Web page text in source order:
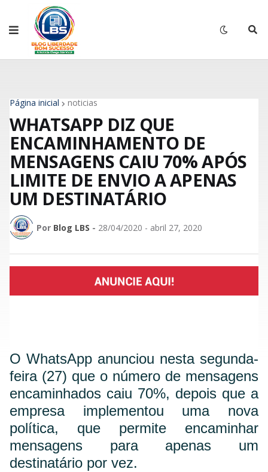
Página inicial noticias
WHATSAPP DIZ QUE
ENCAMINHAMENTO DE
MENSAGENS CAIU 70% APÓS
LIMITE DE ENVIO A APENAS
UM DESTINATÁRIO
Por Blog LBS - 28/04/2020 - abril 27, 2020
O WhatsApp anunciou nesta segunda-
feira (27) que o número de mensagens
encaminhados caiu 70%, depois que a
empresa implementou uma nova
política, que permite encaminhar
mensagens para apenas um
destinatário por vez.